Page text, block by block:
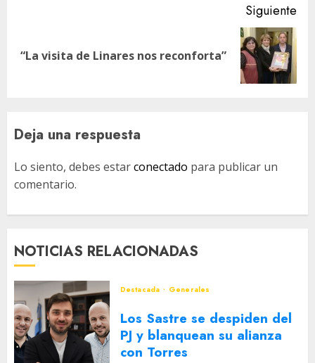
Siguiente
Siguiente
“La visita de Linares nos reconforta”
Deja una respuesta
Lo siento, debes estarconectado para publicar un
comentario.
NOTICIAS RELACIONADAS
Destacada Generales
Los Sastre se despiden del
PJ y blanquean su alianza
con Torres